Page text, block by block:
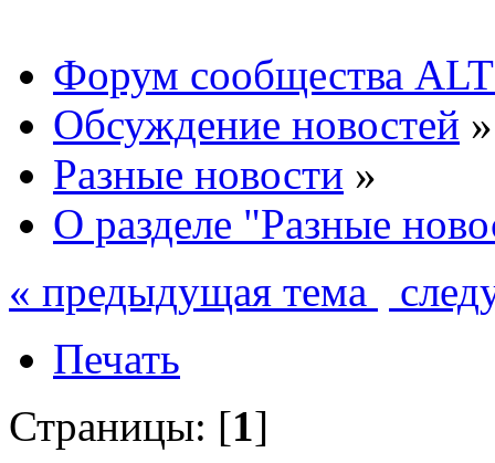
Форум сообщества
Обсуждение новостей »
Разные новости »
О разделе "Разные
« предыдущая тема
Печать
Страницы: [1]